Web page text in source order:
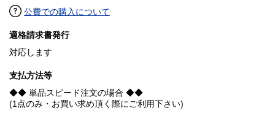
公費での購入について
適格請求書発行
対応します
支払方法等
◆◆ 単品スピード注文の場合 ◆◆
(1点のみ・お買い求め頂く際にご利用下さい)